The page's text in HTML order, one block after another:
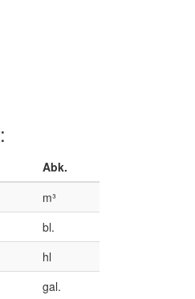
Abk.
m³
bl.
hl
gal.